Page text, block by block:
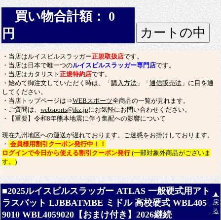
買い物合計額： 0
円
・当店はルイスビルスラッガー正規取扱店です。
・当店は日本で唯一つのルイスビルスラッガー専門店です。
・当店はカタリスト 正規特約店です。
・始めて御注文していただく時は、「購入方法 」「通信販売法 」に目を通
してください。
・当店トップページは⇒WEBスポーツ全商品の一覧が見れます。
・ご質問は、 websports@ikz.jpにお気軽にお問い合わせください。
・【重要】令和8年熊本地震に伴う集配への影響について
現在九州地区への運送が遅れております。ご迷惑をお掛けしております。
・ 会員様用割引クーポン発行中！！
ログインで今日から使える割引クーポン発行(一部対象外商品がございま
す。)
■2025ルイスビルスラッガー ATLAS 一般硬式用アト
ラスバット LJBBATMBE ミドル 高校硬式 WBL405
9010 WBL4059020【おまけ付き】2026継続
▲
戻
る